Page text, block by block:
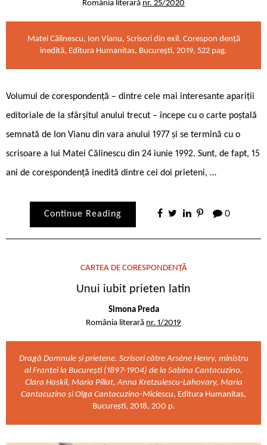
România literară nr. 25/2020
Matei Călinescu, Ion Vianu, Scrisori din exil. Corespon dență
inedită, Editura Humanitas, București, 2019, 522 pag.
Volumul de corespondență – dintre cele mai interesante apariții
editoriale de la sfârșitul anului trecut – începe cu o carte poștală
semnată de Ion Vianu din vara anului 1977 și se termină cu o
scrisoare a lui Matei Călinescu din 24 iunie 1992. Sunt, de fapt, 15
ani de corespondență inedită dintre cei doi prieteni, …
Continue Reading 0
CARTEA DE CORESPONDENȚĂ
Unui iubit prieten latin
Simona Preda
România literară nr. 1/2019
Dragă Domnule și prietene. Scrisori către Arsène Henry, ministru
al Franței la București (1897-1904) de la Sabina Cantacuzino,
Clara Haskil, Maria Pillat, Anna Kretzulescu-Lahovary, Maria
Cantacuzino și Olga Cantacuzino-Miclescu, Editura Humanitas,
București, 2018, 200 p.